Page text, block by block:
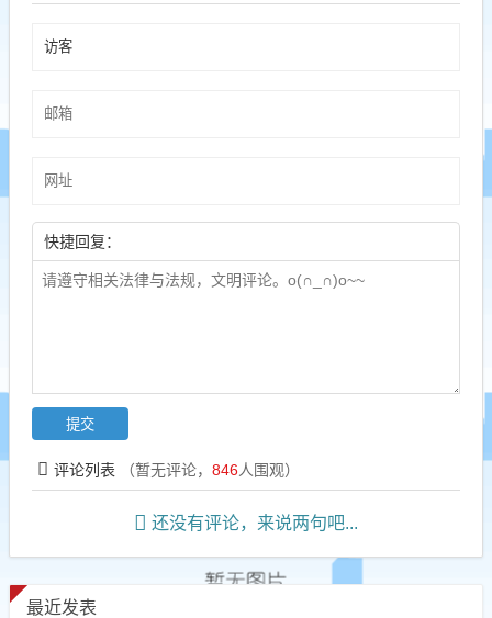
快捷回复：
评论列表 （暂无评论， 846人围观）
还没有评论，来说两句吧...
最近发表